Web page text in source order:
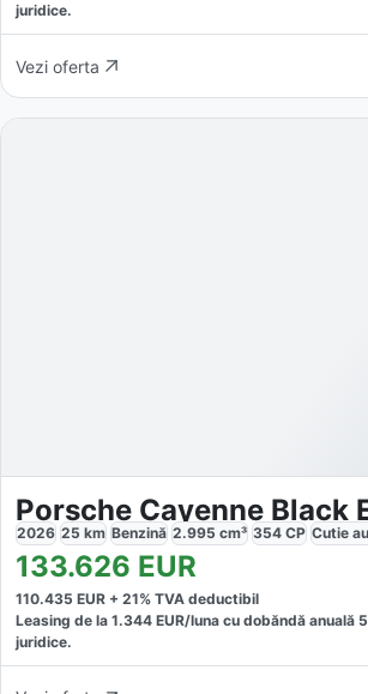
juridice.
Vezi oferta
Porsche Cayenne Black
2026 25 km Benzină 2.995 cm³ 354 CP Cutie
133.626 EUR
110.435 EUR + 21% TVA deductibil
Leasing de la 1.344 EUR/luna cu dobăndă anuală
juridice.